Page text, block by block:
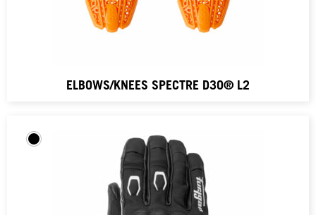
ELBOWS/KNEES SPECTRE D3O® L2